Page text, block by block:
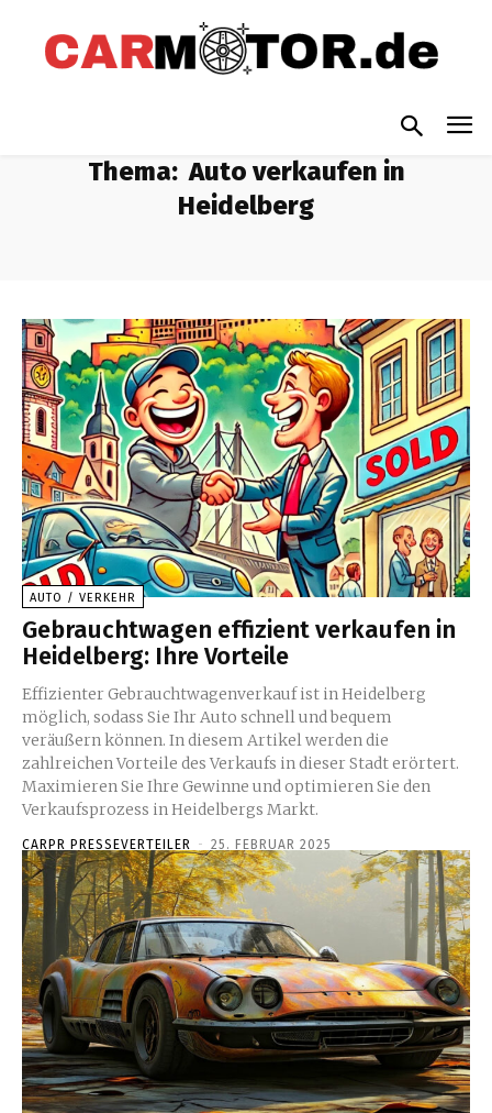
Thema: Auto verkaufen in
Heidelberg
AUTO / VERKEHR
Gebrauchtwagen effizient verkaufen in
Heidelberg: Ihre Vorteile
Effizienter Gebrauchtwagenverkauf ist in Heidelberg
möglich, sodass Sie Ihr Auto schnell und bequem
veräußern können. In diesem Artikel werden die
zahlreichen Vorteile des Verkaufs in dieser Stadt erörtert.
Maximieren Sie Ihre Gewinne und optimieren Sie den
Verkaufsprozess in Heidelbergs Markt.
CARPR PRESSEVERTEILER - 25. FEBRUAR 2025